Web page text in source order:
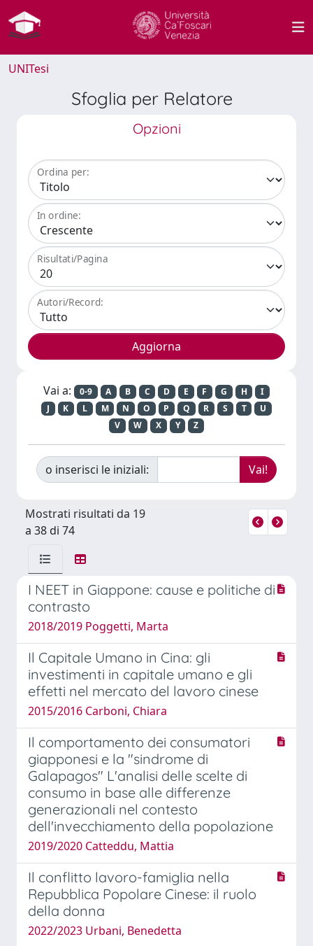
UNITesi
Sfoglia per Relatore
Opzioni
Ordina per:
In ordine:
Risultati/Pagina
Autori/Record:
Vai a: 0-9 A B C D E F G H
I
J
K L M N O P Q R S T
U
V
W X Y Z
o inserisci le iniziali:
Mostrati risultati da 19
a 38 di 74
I NEET in Giappone: cause e politiche di
contrasto
2018/2019 Poggetti, Marta
Il Capitale Umano in Cina: gli
investimenti in capitale umano e gli
effetti nel mercato del lavoro cinese
2015/2016 Carboni, Chiara
Il comportamento dei consumatori
giapponesi e la "sindrome di
Galapagos" L'analisi delle scelte di
consumo in base alle differenze
generazionali nel contesto
dell'invecchiamento della popolazione
2019/2020 Catteddu, Mattia
Il conflitto lavoro-famiglia nella
Repubblica Popolare Cinese: il ruolo
della donna
2022/2023 Urbani, Benedetta